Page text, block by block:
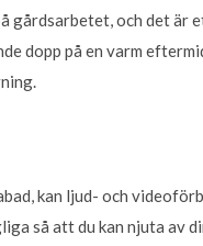
gårdsarbetet, och det
dopp på en varm
kan ljud- och
så att du kan njuta av